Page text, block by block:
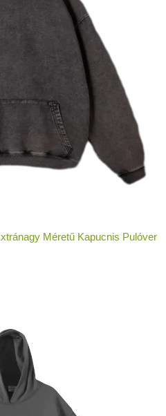
Méretű Kapucnis Pulóver